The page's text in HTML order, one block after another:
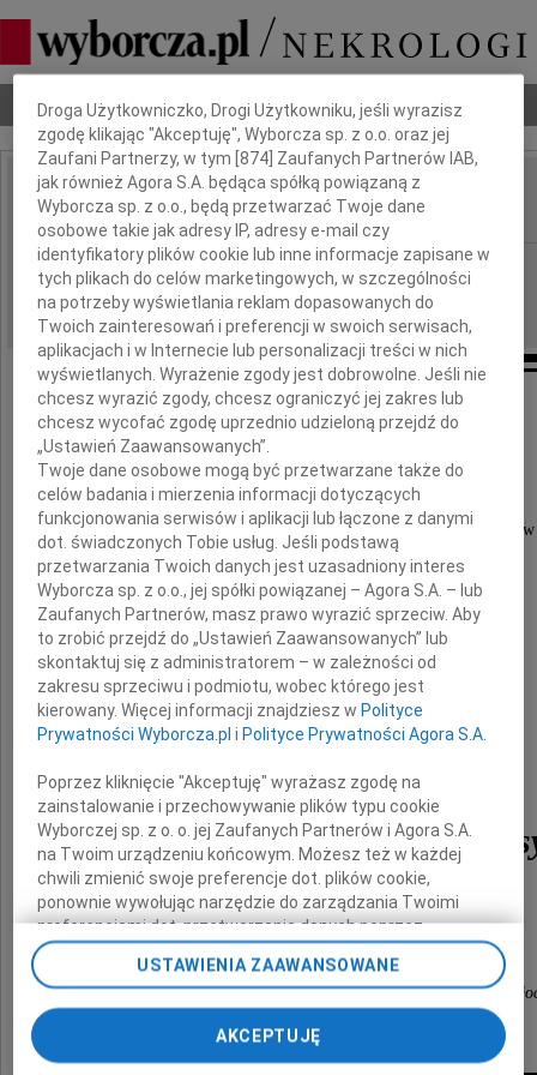
Nekrologi Odeszli Poradnik pogrzebowy
IMIĘ I NAZWISKO: Piotr Kubissa
REGION: Płock
DATA EMISJI: 10.09.2021
Panu
prof. Jackowi Kubissie
byłemu Prorektorowi Politechniki Warszawskiej Filii w
i Jego Rodzinie
wyrazy głębokiego współczucia
z powodu śmierci Syna
mgr inż. Piotra
składają
Prorektor Politechniki Warszawskiej ds. Filii w
i Społeczność Akademicka Uczelni
Dbamy o Twoją prywatność
Droga Użytkowniczko, Drogi Użytkowniku, jeśli wyrazisz
zgodę klikając "Akceptuję", Wyborcza sp. z o.o. oraz jej
Zaufani Partnerzy, w tym [874 ] Zaufanych Partnerów IAB,
jak również Agora S.A. będąca spółką powiązaną z
Wyborcza sp. z o.o., będą przetwarzać Twoje dane
osobowe takie jak adresy IP, adresy e-mail czy
identyfikatory plików cookie lub inne informacje zapisane w
tych plikach do celów marketingowych, w szczególności
na potrzeby wyświetlania reklam dopasowanych do
Twoich zainteresowań i preferencji w swoich serwisach,
aplikacjach i w Internecie lub personalizacji treści w nich
wyświetlanych. Wyrażenie zgody jest dobrowolne. Jeśli nie
chcesz wyrazić zgody, chcesz ograniczyć jej zakres lub
chcesz wycofać zgodę uprzednio udzieloną przejdź do
„Ustawień Zaawansowanych”.
Twoje dane osobowe mogą być przetwarzane także do
celów badania i mierzenia informacji dotyczących
funkcjonowania serwisów i aplikacji lub łączone z danymi
dot. świadczonych Tobie usług. Jeśli podstawą
przetwarzania Twoich danych jest uzasadniony interes
Wyborcza sp. z o.o., jej spółki powiązanej – Agora S.A. – lub
Zaufanych Partnerów, masz prawo wyrazić sprzeciw. Aby
to zrobić przejdź do „Ustawień Zaawansowanych” lub
skontaktuj się z administratorem – w zależności od
zakresu sprzeciwu i podmiotu, wobec którego jest
kierowany. Więcej informacji znajdziesz w Polityce
Prywatności Wyborcza.pl i Polityce Prywatności Agora S.A.
Poprzez kliknięcie "Akceptuję" wyrażasz zgodę na
zainstalowanie i przechowywanie plików typu cookie
Wyborczej sp. z o. o. jej Zaufanych Partnerów i Agora S.A.
na Twoim urządzeniu końcowym. Możesz też w każdej
chwili zmienić swoje preferencje dot. plików cookie,
ponownie wywołując narzędzie do zarządzania Twoimi
preferencjami dot. przetwarzania danych poprzez
odnośnik „Ustawienia prywatności” w stopce serwisu i
przechodząc do sekcji „Ustawienia zaawansowane”.
pomocą ustawień przeglądarki.
My, nasi Zaufani Partnerzy i Agora S.A. możemy
USTAWIENIA ZAAWANSOWANE
AKCEPTUJĘ